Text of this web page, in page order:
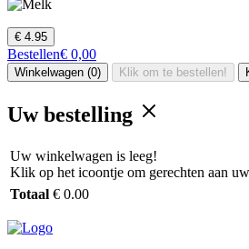
€ 4.95
Bestellen€ 0,00
Winkelwagen (0) Klik om te bestellen!
Uw bestelling
Uw winkelwagen is leeg!
Klik op het icoontje om gerechten aan
Totaal € 0.00